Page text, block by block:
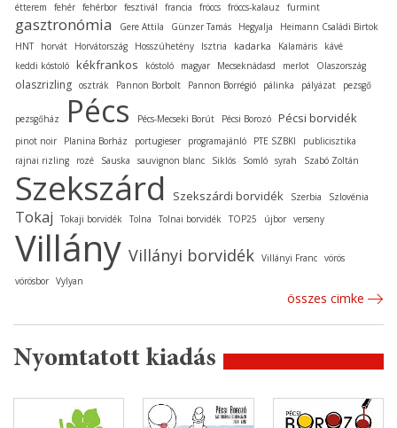
étterem
fehér fehérbor fesztivál francia fröccs fröccs-kalauz furmint
gasztronómia Gere Attila Günzer Tamás Hegyalja
Heimann Családi Birtok
HNT
horvát Horvátország Hosszúhetény Isztria kadarka Kalamáris
kávé
keddi kóstoló kékfrankos kóstoló magyar Mecseknádasd merlot Olaszország
olaszrizling osztrák Pannon Borbolt Pannon Borrégió pálinka pályázat pezsgő
pezsgőház Pécs Pécs-Mecseki Borút Pécsi Borozó Pécsi borvidék
pinot noir Planina Borház portugieser programajánló PTE SZBKI
publicisztika
rajnai rizling
rozé Sauska sauvignon blanc Siklós Somló syrah Szabó Zoltán
Szekszárd Szekszárdi borvidék Szerbia Szlovénia
Tokaj Tokaji borvidék Tolna Tolnai borvidék TOP25 újbor verseny
Villány Villányi borvidék Villányi Franc vörös
vörösbor Vylyan
összes cimke
Nyomtatott kiadás